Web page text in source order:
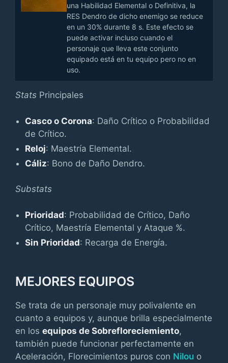
una Habilidad Elemental o Definitiva, la
RES Dendro de dicho enemigo se reduce
en un 30% durante 8 s. Este efecto se
puede activar incluso cuando el
personaje que lleva este conjunto
equipado está en tu equipo pero no en
uso.
Stats Principales
Casco o Corona: Daño Crítico o Probabilidad
de Crítico.
Reloj: Maestría Elemental.
Cáliz: Bono de Daño Dendro.
Substats
Prioridad: Probabilidad de Crítico, Daño
Crítico, Maestría Elemental y Ataque %.
Sin Prioridad: Recarga de Energía.
MEJORES EQUIPOS
Se trata de un personaje muy polivalente en
cuanto a equipos y, aunque brilla especialmente
en los equipos de Sobrefloreciemiento,
también puede funcionar perfectamente en
Aceleración, Florecimientos puros con Nilou o